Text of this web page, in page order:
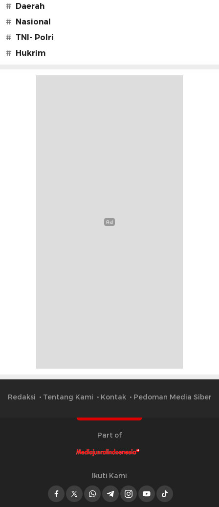
# Daerah
# Nasional
# TNI- Polri
# Hukrim
Redaksi Tentang Kami Kontak Pedoman Media Siber
Part of
Ikuti Kami